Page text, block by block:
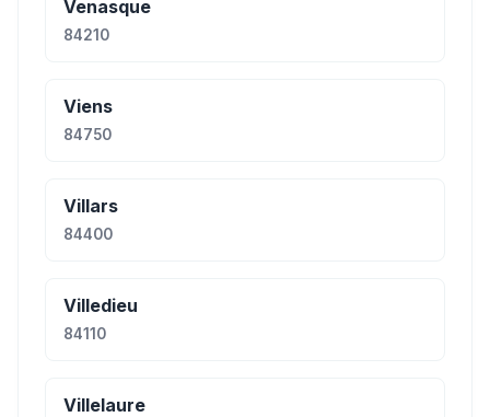
Venasque
84210
Viens
84750
Villars
84400
Villedieu
84110
Villelaure